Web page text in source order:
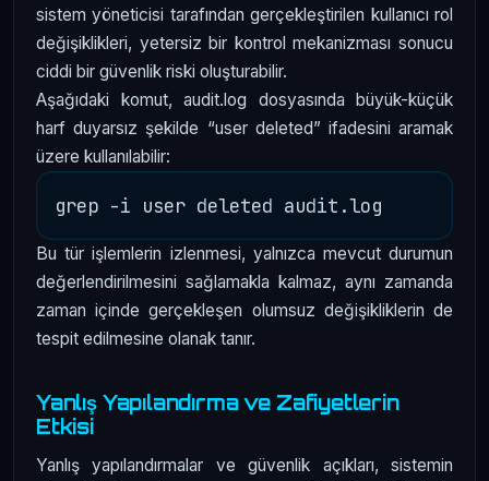
sistem yöneticisi tarafından gerçekleştirilen kullanıcı rol
değişiklikleri, yetersiz bir kontrol mekanizması sonucu
ciddi bir güvenlik riski oluşturabilir.
Aşağıdaki komut, audit.log dosyasında büyük-küçük
harf duyarsız şekilde “user deleted” ifadesini aramak
üzere kullanılabilir:
Bu tür işlemlerin izlenmesi, yalnızca mevcut durumun
değerlendirilmesini sağlamakla kalmaz, aynı zamanda
zaman içinde gerçekleşen olumsuz değişikliklerin de
tespit edilmesine olanak tanır.
Yanlış Yapılandırma ve Zafiyetlerin
Etkisi
Yanlış yapılandırmalar ve güvenlik açıkları, sistemin